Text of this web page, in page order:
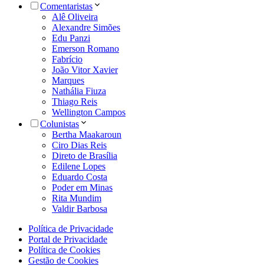
Comentaristas
Alê Oliveira
Alexandre Simões
Edu Panzi
Emerson Romano
Fabrício
João Vitor Xavier
Marques
Nathália Fiuza
Thiago Reis
Wellington Campos
Colunistas
Bertha Maakaroun
Ciro Dias Reis
Direto de Brasília
Edilene Lopes
Eduardo Costa
Poder em Minas
Rita Mundim
Valdir Barbosa
Política de Privacidade
Portal de Privacidade
Política de Cookies
Gestão de Cookies